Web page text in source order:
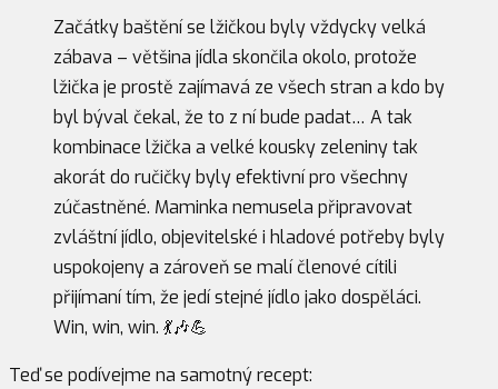
Začátky baštění se lžičkou byly vždycky velká
zábava – většina jídla skončila okolo, protože
lžička je prostě zajímavá ze všech stran a kdo by
byl býval čekal, že to z ní bude padat… A tak
kombinace lžička a velké kousky zeleniny tak
akorát do ručičky byly efektivní pro všechny
zúčastněné. Maminka nemusela připravovat
zvláštní jídlo, objevitelské i hladové potřeby byly
uspokojeny a zároveň se malí členové cítili
přijímaní tím, že jedí stejné jídlo jako dospěláci.
Win, win, win. 💃🎶💪
Teď se podívejme na samotný recept: